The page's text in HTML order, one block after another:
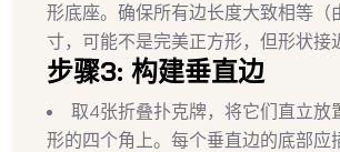
形底座。确保所有边长度大致相等（
寸，可能不是完美正方形，但形状接
步骤3: 构建垂直边
取4张折叠扑克牌，将它们直立放
形的四个角上。每个垂直边的底部应